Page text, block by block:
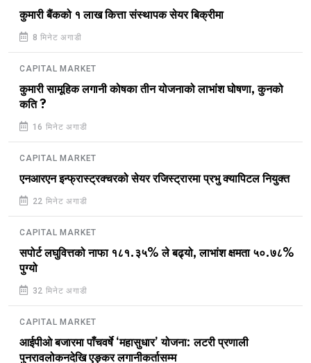
कुमारी बैंकको १ लाख कित्ता संस्थापक सेयर बिक्रीमा
8 मिनेट अगाडी
CAPITAL MARKET
कुमारी सामूहिक लगानी कोषका तीन योजनाको लाभांश घोषणा, कुनको
कति ?
16 मिनेट अगाडी
CAPITAL MARKET
एनआरएन इन्फ्रास्ट्रक्चरको सेयर रजिस्ट्रारमा प्रभु क्यापिटल नियुक्त
22 मिनेट अगाडी
CAPITAL MARKET
सपोर्ट लघुवित्तको नाफा १८१.३५% ले बढ्यो, लाभांश क्षमता ५०.७८%
पुग्यो
32 मिनेट अगाडी
CAPITAL MARKET
आईपीओ बजारमा पाँचवर्षे ‘महासुधार’ योजना: लटरी प्रणाली
पुनरावलोकनदेखि एङ्कर लगानीकर्तासम्म